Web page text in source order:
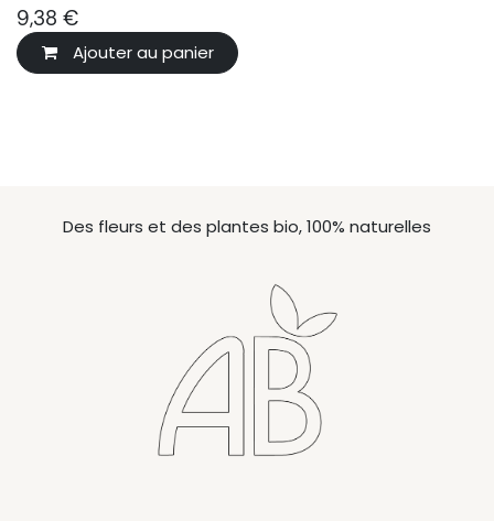
9,38 €
Ajouter au panier
Des fleurs et des plantes bio, 100% naturelles